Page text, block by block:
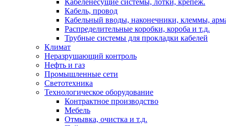
Кабеленесущие системы, лотки, крепеж.
Кабель, провод
Кабельный вводы, наконечники, клеммы,
Распределительные коробки, короба и т.д.
Трубные системы для прокладки кабелей
Климат
Неразрушающий контроль
Нефть и газ
Промышленные сети
Светотехника
Технологическое оборудование
Контрактное производство
Мебель
Отмывка, очистка и т.д.